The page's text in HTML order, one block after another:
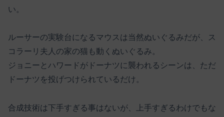
い。
ルーサーの実験台になるマウスは当然ぬいぐるみだが、ス
コラーリ夫人の家の猫も動くぬいぐるみ。
ジョニーとハワードがドーナツに襲われるシーンは、ただ
ドーナツを投げつけられているだけ。
合成技術は下手すぎる事はないが、上手すぎるわけでもな